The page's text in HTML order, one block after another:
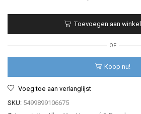
-
60ML
aantal
Toevoegen aan
OF
Koop nu!
Voeg toe aan verlanglijst
SKU: 5499899106675